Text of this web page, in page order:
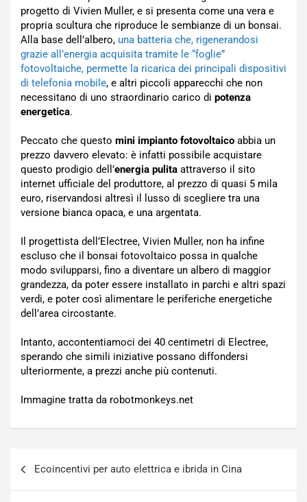
progetto di Vivien Muller, e si presenta come una vera e
propria scultura che riproduce le sembianze di un bonsai.
Alla base dell’albero, una batteria che, rigenerandosi
grazie all’energia acquisita tramite le “foglie”
fotovoltaiche, permette la ricarica dei principali dispositivi
di telefonia mobile, e altri piccoli apparecchi che non
necessitano di uno straordinario carico di potenza
energetica.
Peccato che questo mini impianto fotovoltaico abbia un
prezzo davvero elevato: è infatti possibile acquistare
questo prodigio dell’energia pulita attraverso il sito
internet ufficiale del produttore, al prezzo di quasi 5 mila
euro, riservandosi altresì il lusso di scegliere tra una
versione bianca opaca, e una argentata.
Il progettista dell’Electree, Vivien Muller, non ha infine
escluso che il bonsai fotovoltaico possa in qualche
modo svilupparsi, fino a diventare un albero di maggior
grandezza, da poter essere installato in parchi e altri spazi
verdi, e poter così alimentare le periferiche energetiche
dell’area circostante.
Intanto, accontentiamoci dei 40 centimetri di Electree,
sperando che simili iniziative possano diffondersi
ulteriormente, a prezzi anche più contenuti.
Immagine tratta da robotmonkeys.net
Ecoincentivi per auto elettrica e ibrida in Cina